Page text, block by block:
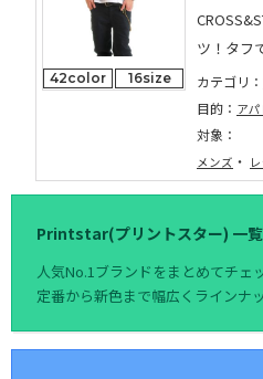
42color 16size
ツ！タフ
カテゴリ：
目的： アパ
対象：
メンズ ・
Printstar(プリントスター) 一覧
人気No.1ブランドをまとめてチェッ
定番から新色まで幅広くラインナッ